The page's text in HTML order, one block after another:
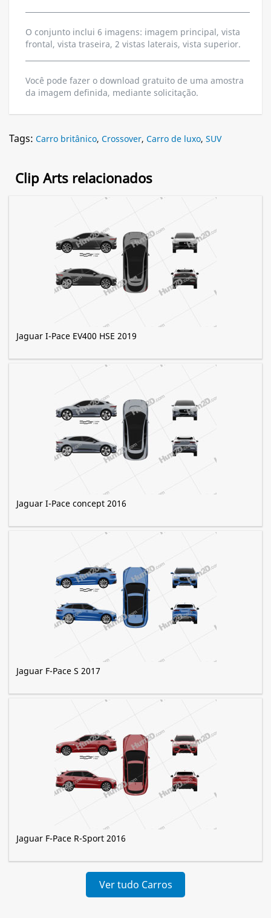
O conjunto inclui 6 imagens: imagem principal, vista
frontal, vista traseira, 2 vistas laterais, vista superior.
Você pode fazer o download gratuito de uma amostra
da imagem definida, mediante solicitação.
Tags: Carro britânico, Crossover, Carro de luxo, SUV
Clip Arts relacionados
Jaguar I-Pace EV400 HSE 2019
Jaguar I-Pace concept 2016
Jaguar F-Pace S 2017
Jaguar F-Pace R-Sport 2016
Ver tudo Carros